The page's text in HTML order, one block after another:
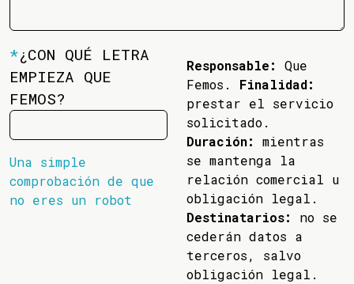
*¿CON QUÉ LETRA
EMPIEZA QUE
FEMOS?
Una simple
comprobación de que
no eres un robot
Responsable:
Que
Femos. Finalidad:
prestar el servicio
solicitado.
Duración:
mientras
se mantenga la
relación comercial u
obligación legal.
Destinatarios:
no se
cederán datos a
terceros, salvo
obligación legal.